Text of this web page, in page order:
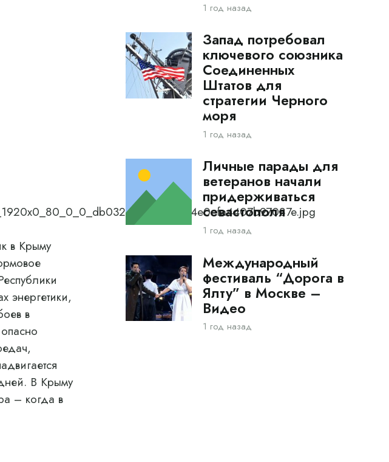
в Крыму
энергетики,
в
В Крыму
– когда в
1 год назад
Запад потребовал
ключевого союзника
Соединенных
Штатов для
стратегии Черного
моря
1 год назад
Личные парады для
ветеранов начали
придерживаться
севастополя
1 год назад
Международный
фестиваль “Дорога в
Ялту” в Москве –
Видео
1 год назад